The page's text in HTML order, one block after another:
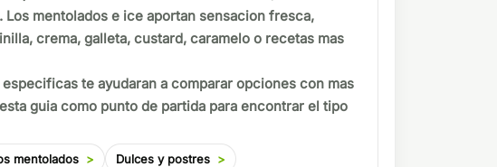
mentolados e ice aportan sensacion fresca,
crema, galleta, custard, caramelo o recetas mas
te ayudaran a comparar opciones con mas
guia como punto de partida para encontrar el tipo
mentolados Dulces y postres